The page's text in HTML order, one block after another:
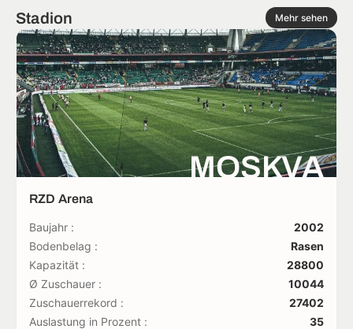
Stadion Mehr sehen
MOSKVA
RZD Arena
Baujahr :
2002
Bodenbelag :
Rasen
Kapazität :
28800
Ø Zuschauer :
10044
Zuschauerrekord :
27402
Auslastung in Prozent :
35